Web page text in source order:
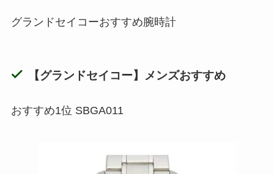
グランドセイコーおすすめ腕時計
【グランドセイコー】メンズおすすめ
おすすめ1位 SBGA011